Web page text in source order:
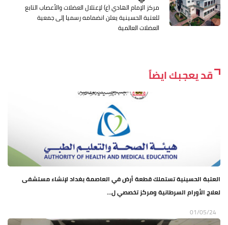
مركز الإمام الهادي (ع) لإعتلال العضلات والأعصاب التابع
للعتبة الحسينية يعلن انضمامه رسميا إلى جمعية
العضلات العالمية
قد يعجبك ايضاً
العتبة الحسينية تستملك قطعة أرض في العاصمة بغداد لإنشاء مستشفى
لعلاج الأورام السرطانية ومركز تخصصي ل...
01/05/24